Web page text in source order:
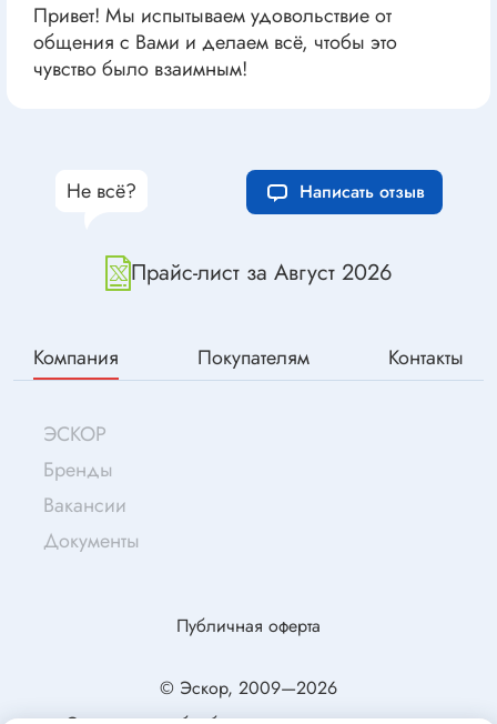
Привет! Мы испытываем удовольствие от
общения с Вами и делаем всё, чтобы это
чувство было взаимным!
Прайс-лист за Август 2026
Не всё? Написать отзыв
Компания Покупателям Контакты
ЭСКОР
Бренды
Вакансии
Документы
© Эскор, 2009—2026
Публичная оферта